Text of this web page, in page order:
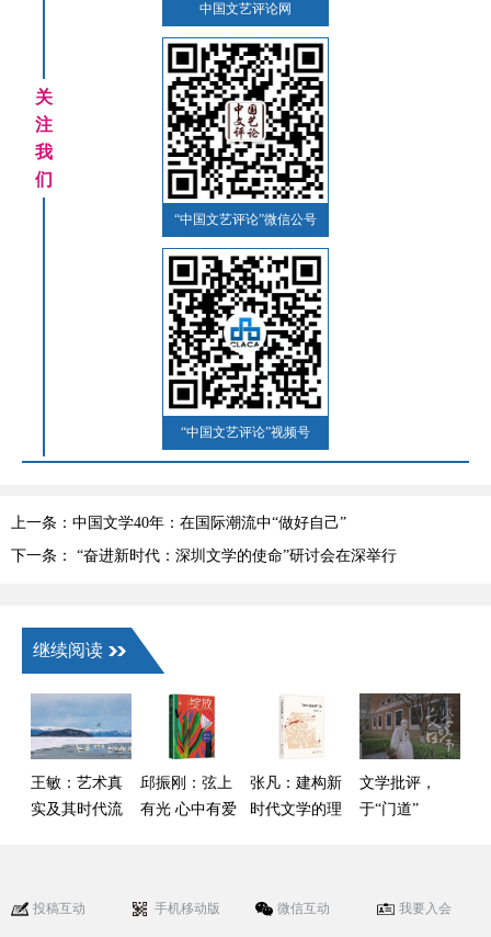
关
注
我
们
中国文艺评论网
“中国文艺评论”微信公号
“中国文艺评论”视频号
上一条：中国文学40年：在国际潮流中“做好自己”
下一条： “奋进新时代：深圳文学的使命”研讨会在深举行
继续阅读
王敏：艺术真
实及其时代流
邱振刚：弦上
有光 心中有爱
张凡：建构新
时代文学的理
文学批评，
于“门道”
投稿互动 手机移动版 微信互动 我要入会